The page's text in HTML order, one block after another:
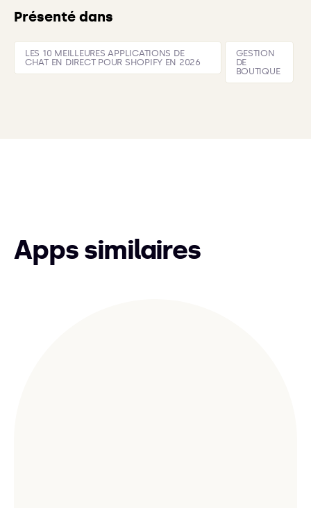
Présenté dans
LES 10 MEILLEURES APPLICATIONS DE
CHAT EN DIRECT POUR SHOPIFY EN 2026
GESTION
DE
BOUTIQUE
Apps similaires